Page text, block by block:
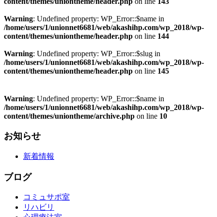
Warning: Undefined property: WP_Error::$name in
/home/users/1/unionnet6681/web/akashihp.com/wp_2018/wp-
content/themes/uniontheme/header.php on line 144
Warning: Undefined property: WP_Error::$slug in
/home/users/1/unionnet6681/web/akashihp.com/wp_2018/wp-
content/themes/uniontheme/header.php on line 145
Warning: Undefined property: WP_Error::$name in
/home/users/1/unionnet6681/web/akashihp.com/wp_2018/wp-
content/themes/uniontheme/archive.php on line 10
お知らせ
新着情報
ブログ
コミュサポ室
リハビリ